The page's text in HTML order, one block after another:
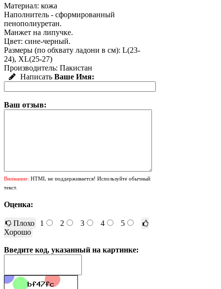
Материал: кожа
Наполнитель - сформированный
пенополиуретан.
Манжет на липучке.
Цвет: сине-черный.
Размеры (по обхвату ладони в см): L(23-
24), XL(25-27)
Производитель: Пакистан
Написать Ваше Имя:
Ваш отзыв:
Внимание: HTML не поддерживается! Используйте обычный
текст.
Оценка:
Плохо 1 2 3 4
5
Хорошо
Введите код, указанный на картинке: